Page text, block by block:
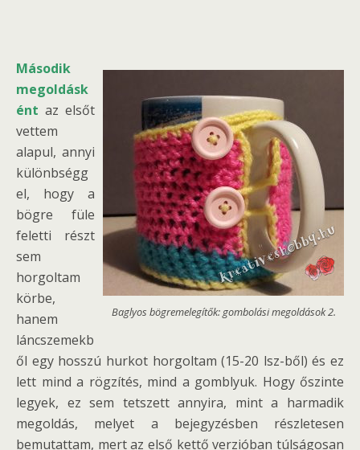
Baglyos bögremelegítők: gombolási megoldások 2.
Második
megoldásk
ént az elsőt
vettem
alapul, annyi
különbségg
el, hogy a
bögre füle
feletti részt
sem
horgoltam
körbe,
hanem
láncszemekb
ől egy hosszú hurkot horgoltam (15-20 lsz-ből) és ez
lett mind a rögzítés, mind a gomblyuk. Hogy őszinte
legyek, ez sem tetszett annyira, mint a harmadik
megoldás, melyet a bejegyzésben részletesen
bemutattam, mert az első kettő verzióban túlságosan